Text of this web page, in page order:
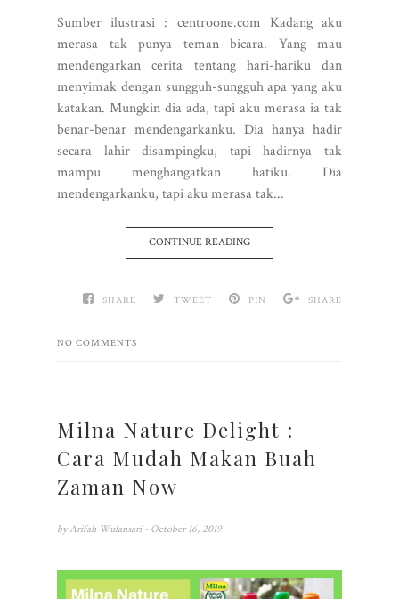
Sumber ilustrasi : centroone.com Kadang aku
merasa tak punya teman bicara. Yang mau
mendengarkan cerita tentang hari-hariku dan
menyimak dengan sungguh-sungguh apa yang aku
katakan. Mungkin dia ada, tapi aku merasa ia tak
benar-benar mendengarkanku. Dia hanya hadir
secara lahir disampingku, tapi hadirnya tak
mampu menghangatkan hatiku. Dia
mendengarkanku, tapi aku merasa tak...
CONTINUE READING
SHARE TWEET PIN SHARE
NO COMMENTS
Milna Nature Delight :
Cara Mudah Makan Buah
Zaman Now
by Arifah Wulansari - October 16, 2019